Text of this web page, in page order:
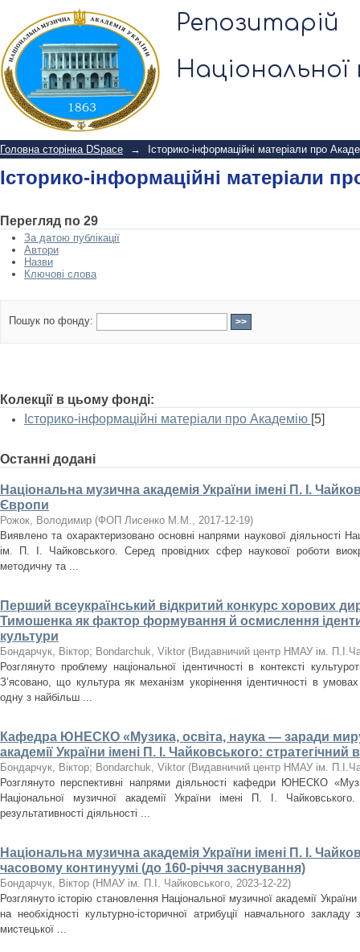
Репозитарій
Національної
Історико-інформаційні матеріали
Головна сторінка DSpace → Історико-інформаційні матеріали про
Історико-інформаційні матеріали
Перегляд по 29
За датою публікації
Автори
Назви
Ключові слова
Пошук по фонду:
Колекції в цьому фонді:
Історико-інформаційні матеріали про Академію [5]
Останні додані
Національна музична академія України імені П. І.
Європи
Рожок, Володимир (ФОП Лисенко М.М., 2017-12-19)
Виявлено та охарактеризовано основні напрями наукової діяльності
ім. П. І. Чайковського. Серед провідних сфер наукової роботи
методичну та ...
Перший всеукраїнський відкритий конкурс хорових
Тимошенка як фактор формування й осмислення
культури
Бондарчук, Віктор; Bondarchuk, Viktor (Видавничий центр НМАУ ім.
Розглянуто проблему національної ідентичності в контексті
З’ясовано, що культура як механізм укорінення ідентичності в умовах
одну з найбільш ...
Кафедра ЮНЕСКО «Музика, освіта, наука — заради
академії України імені П. І. Чайковського: стратегічний
Бондарчук, Віктор; Bondarchuk, Viktor (Видавничий центр НМАУ ім.
Розглянуто перспективні напрями діяльності кафедри ЮНЕСКО
Національної музичної академії України імені П. І. Чайковського.
результативності діяльності ...
Національна музична академія України імені П. І.
часовому континуумі (до 160-річчя заснування)
Бондарчук, Віктор (НМАУ ім. П.І. Чайковського, 2023-12-22)
Розглянуто історію становлення Національної музичної академії
на необхідності культурно-історичної атрибуції навчального
мистецької ...